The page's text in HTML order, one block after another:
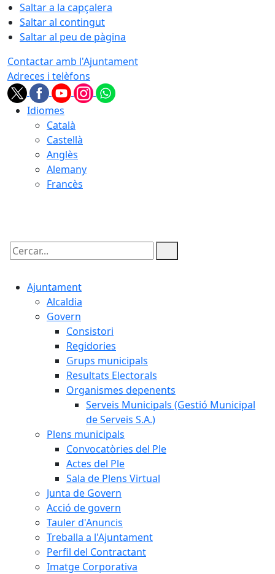
Saltar a la capçalera
Saltar al contingut
Saltar al peu de pàgina
Contactar amb l'Ajuntament
Adreces i telèfons
Idiomes
Català
Castellà
Anglès
Alemany
Francès
Cercar:
Ajuntament
Alcaldia
Govern
Consistori
Regidories
Grups municipals
Resultats Electorals
Organismes depenents
Serveis Municipals (Gestió Municipal
de Serveis S.A.)
Plens municipals
Convocatòries del Ple
Actes del Ple
Sala de Plens Virtual
Junta de Govern
Acció de govern
Tauler d'Anuncis
Treballa a l'Ajuntament
Perfil del Contractant
Imatge Corporativa